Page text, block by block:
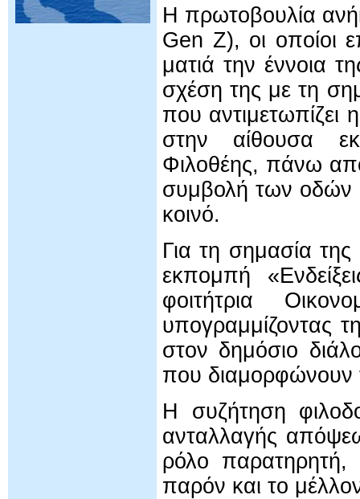
Η πρωτοβουλία
Gen Z), οι οποίοι
ματιά την έννοια
σχέση της με τη
που αντιμετωπίζει
στην αίθουσα
Φιλοθέης, πάνω
συμβολή των οδών
κοινό.
Για τη σημασία
εκπομπή
φοιτήτρια
υπογραμμίζοντας
στον δημόσιο
που διαμορφώνουν
Η συζήτηση
ανταλλαγής
ρόλο παρατηρητή,
παρόν και το